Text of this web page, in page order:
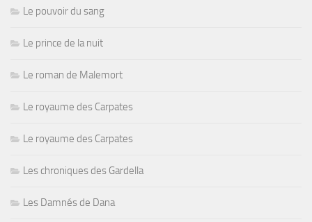
Le pouvoir du sang
Le prince de la nuit
Le roman de Malemort
Le royaume des Carpates
Le royaume des Carpates
Les chroniques des Gardella
Les Damnés de Dana